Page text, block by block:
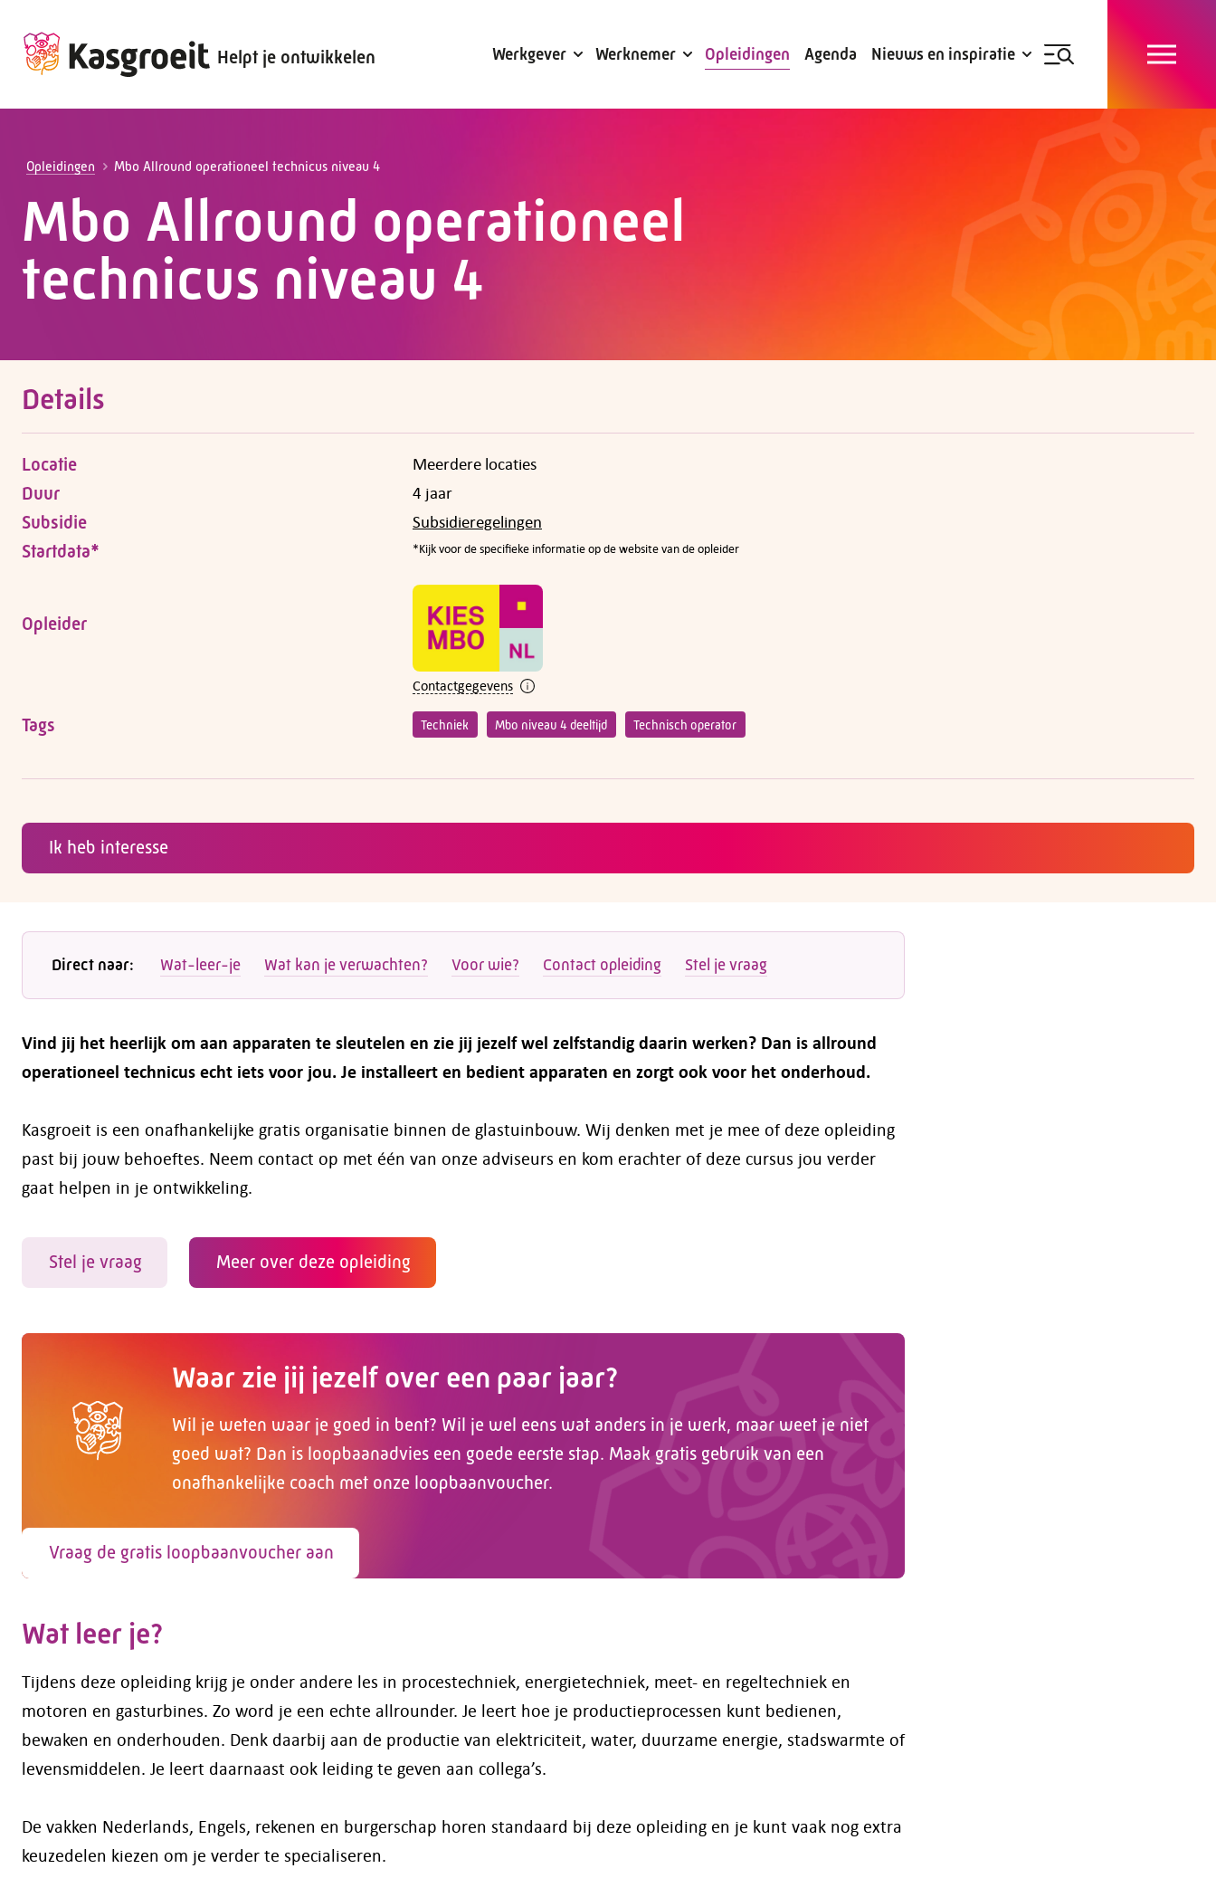
Helpt je ontwikkelen Werkgever
Alles voor de werkgever
Werknemer
Alles voor de werknemer
Opleidingen Agenda Nieuws en inspiratie
Nieuwsbrief
Opleidingen Mbo Allround operationeel technicus niveau 4
Mbo Allround operationeel
technicus niveau 4
Details
Locatie Meerdere locaties
Duur 4 jaar
Subsidie Subsidieregelingen
Startdata* *Kijk voor de specifieke informatie op de website van de opleider
Opleider
Contactgegevens
Tags Techniek Mbo niveau 4 deeltijd Technisch operator
Ik heb interesse
Direct naar: Wat-leer-je Wat kan je verwachten? Voor wie? Contact opleiding Stel je vraag
Vind jij het heerlijk om aan apparaten te sleutelen en zie jij jezelf wel zelfstandig daarin werken? Dan is allround
operationeel technicus echt iets voor jou. Je installeert en bedient apparaten en zorgt ook voor het onderhoud.
Kasgroeit is een onafhankelijke gratis organisatie binnen de glastuinbouw. Wij denken met je mee of deze opleiding
past bij jouw behoeftes. Neem contact op met één van onze adviseurs en kom erachter of deze cursus jou verder
gaat helpen in je ontwikkeling.
Stel je vraag Meer over deze opleiding
Waar zie jij jezelf over een paar jaar?
Wil je weten waar je goed in bent? Wil je wel eens wat anders in je werk, maar weet je niet
goed wat? Dan is loopbaanadvies een goede eerste stap. Maak gratis gebruik van een
onafhankelijke coach met onze loopbaanvoucher.
Vraag de gratis loopbaanvoucher aan
Wat leer je?
Tijdens deze opleiding krijg je onder andere les in procestechniek, energietechniek, meet- en regeltechniek en
motoren en gasturbines. Zo word je een echte allrounder. Je leert hoe je productieprocessen kunt bedienen,
bewaken en onderhouden. Denk daarbij aan de productie van elektriciteit, water, duurzame energie, stadswarmte of
levensmiddelen. Je leert daarnaast ook leiding te geven aan collega’s.
De vakken Nederlands, Engels, rekenen en burgerschap horen standaard bij deze opleiding en je kunt vaak nog extra
keuzedelen kiezen om je verder te specialiseren.